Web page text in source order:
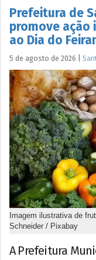
Prefeitura de
promove ação
ao Dia do
5 de agosto de 2026
Imagem ilustrativa de
Schneider / Pixabay
A Prefeitura